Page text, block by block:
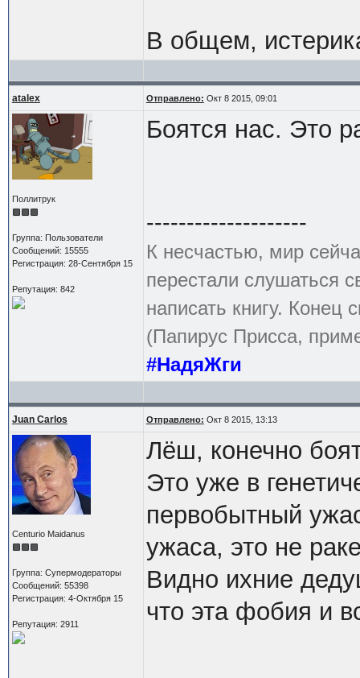
В общем,
atalex Отправлено: Окт 8 2015, 09:01
Поллитрук
Группа: Пользователи
Сообщений: 15555
Регистрация: 28-Сентября 15
Репутация: 842
Боятся нас. Это
--------------------
К несчастью, мир
перестали слушаться
написать книгу. Конец
(Папирус Присса,
#НадяЖги
Juan Carlos Отправлено: Окт 8 2015, 13:13
Centurio Maidanus
Группа: Супермодераторы
Сообщений: 55398
Регистрация: 4-Октября 15
Репутация: 2911
Лёш, конечно
Это уже в
первобытный
ужаса, это не
Видно ихние
что эта фобия и